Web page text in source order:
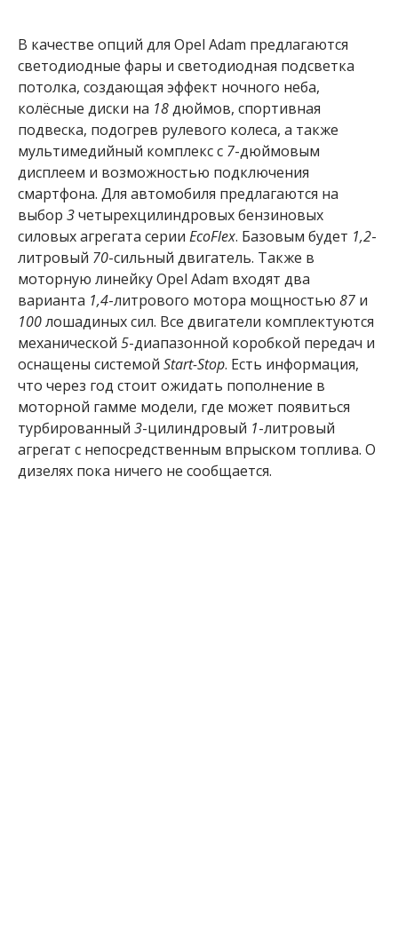
В качестве опций для Opel Adam предлагаются
светодиодные фары и светодиодная подсветка
потолка, создающая эффект ночного неба,
колёсные диски на 18дюймов, спортивная
подвеска, подогрев рулевого колеса, а также
мультимедийный комплекс с 7-дюймовым
дисплеем и возможностью подключения
смартфона. Для автомобиля предлагаются на
выбор 3четырехцилиндровых бензиновых
силовых агрегата серии EcoFlex. Базовым будет 1,2-
литровый 70-сильный двигатель. Также в
моторную линейку Opel Adam входят два
варианта 1,4-литрового мотора мощностью 87 и
100лошадиных сил. Все двигатели комплектуются
механической 5-диапазонной коробкой передач и
оснащены системой Start-Stop. Есть информация,
что через год стоит ожидать пополнение в
моторной гамме модели, где может появиться
турбированный 3-цилиндровый 1-литровый
агрегат с непосредственным впрыском топлива. О
дизелях пока ничего не сообщается.